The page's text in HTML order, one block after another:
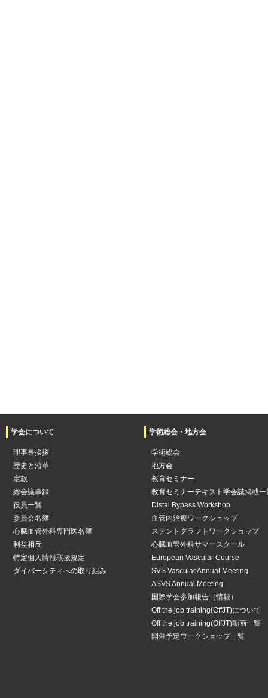
学会について
理事長挨拶
歴史と沿革
定款
総会議事録
役員一覧
委員会名簿
心臓血管外科専門医名簿
利益相反
特定個人情報取扱規定
ダイバーシティへの取り組み
学術総会・地方会
学術総会
地方会
教育セミナー
教育セミナーテキスト学会誌掲載一
Distal Bypass Workshop
血管内治療ワークショップ
ステントグラフトワークショップ
心臓血管外科サマースクール
European Vascular Course
SVS Vascular Annual Meeting
ASVS Annual Meeting
国際学会参加報告（情報）
Off the job training(OffJT)について
Off the job training(OffJT)動画一覧
開催予定ワークショップ一覧